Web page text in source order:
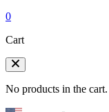
0
Cart
No products in the cart.